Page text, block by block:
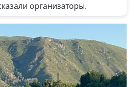
организаторы.